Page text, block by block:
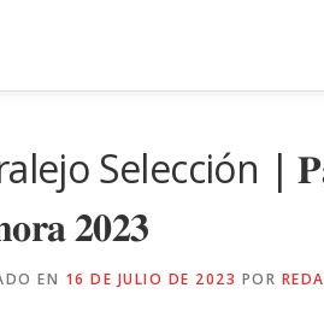
Selección |
𝟐𝟎𝟐𝟑
EN 16 DE JULIO DE 2023 POR